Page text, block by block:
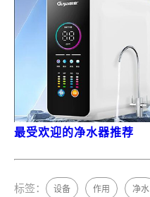
最受欢迎的净水器推荐
标签： 设备 作用 净水